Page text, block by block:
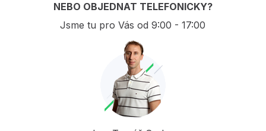
NEBO OBJEDNAT TELEFONICKY?
Jsme tu pro Vás od 9:00 - 17:00